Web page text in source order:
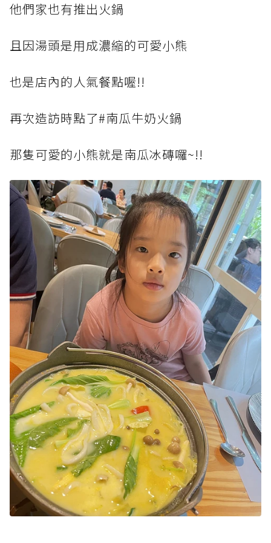
他們家也有推出火鍋
且因湯頭是用成濃縮的可愛小熊
也是店內的人氣餐點喔!!
再次造訪時點了#南瓜牛奶火鍋
那隻可愛的小熊就是南瓜冰磚囉~!!